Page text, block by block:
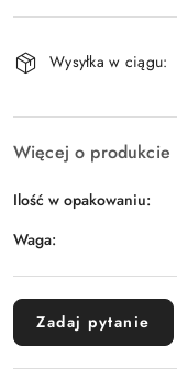
Dostępność
i
Wysyłka w ciągu:
Więcej o produkcie
Ilość w opakowaniu:
Waga:
Zadaj pytanie